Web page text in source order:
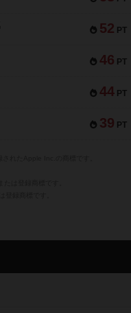
52 PT
46 PT
44 PT
39 PT